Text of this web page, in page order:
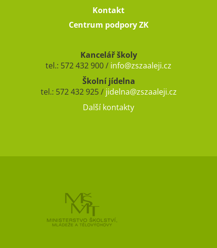
Kontakt
Centrum podpory ZK
Kancelář školy
tel.: 572 432 900 / info@zszaaleji.cz
Školní jídelna
tel.: 572 432 925 / jidelna@zszaaleji.cz
Další kontakty